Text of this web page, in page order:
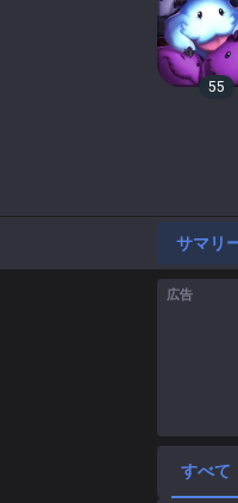
55
サマリ
広告
すべて